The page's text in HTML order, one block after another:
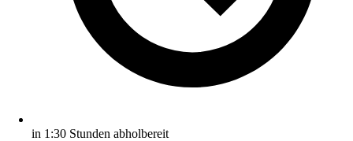
in 1:30 Stunden abholbereit